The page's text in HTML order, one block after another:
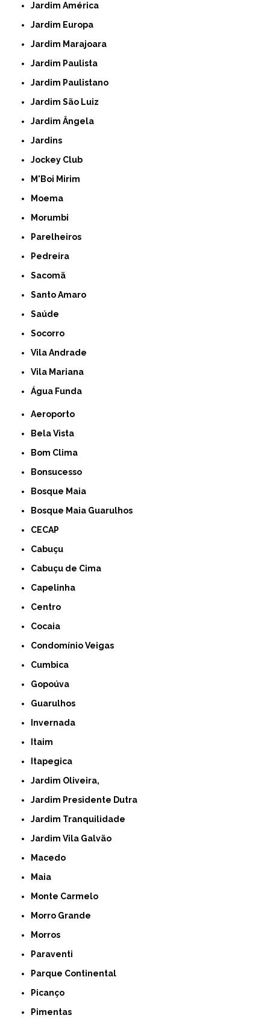
Jardim América
Jardim Europa
Jardim Marajoara
Jardim Paulista
Jardim Paulistano
Jardim São Luiz
Jardim Ângela
Jardins
Jockey Club
M'Boi Mirim
Moema
Morumbi
Parelheiros
Pedreira
Sacomã
Santo Amaro
Saúde
Socorro
Vila Andrade
Vila Mariana
Água Funda
Aeroporto
Bela Vista
Bom Clima
Bonsucesso
Bosque Maia
Bosque Maia Guarulhos
CECAP
Cabuçu
Cabuçu de Cima
Capelinha
Centro
Cocaia
Condomínio Veigas
Cumbica
Gopoúva
Guarulhos
Invernada
Itaim
Itapegica
Jardim Oliveira,
Jardim Presidente Dutra
Jardim Tranquilidade
Jardim Vila Galvão
Macedo
Maia
Monte Carmelo
Morro Grande
Morros
Paraventi
Parque Continental
Picanço
Pimentas